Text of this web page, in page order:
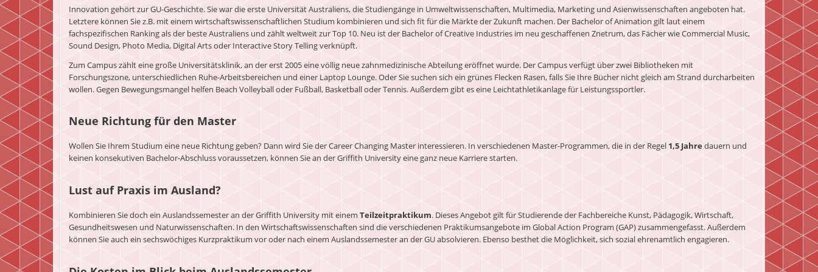
Innovation gehört zur GU-Geschichte. Sie war die erste Universität Australiens, die Studiengänge in Umweltwissenschaften, Multimedia, Marketing und Asienwissenschaften angeboten hat.
Letztere können Sie z.B. mit einem wirtschaftswissenschaftlichen Studium kombinieren und sich fit für die Märkte der Zukunft machen. Der Bachelor of Animation gilt laut einem
fachspezifischen Ranking als der beste Australiens und zählt weltweit zur Top 10. Neu ist der Bachelor of Creative Industries im neu geschaffenen Znetrum, das Fächer wie Commercial Music,
Sound Design, Photo Media, Digital Arts oder Interactive Story Telling verknüpft.
Zum Campus zählt eine große Universitätsklinik, an der erst 2005 eine völlig neue zahnmedizinische Abteilung eröffnet wurde. Der Campus verfügt über zwei Bibliotheken mit
Forschungszone, unterschiedlichen Ruhe-Arbeitsbereichen und einer Laptop Lounge. Oder Sie suchen sich ein grünes Flecken Rasen, falls Sie Ihre Bücher nicht gleich am Strand durcharbeiten
wollen. Gegen Bewegungsmangel helfen Beach Volleyball oder Fußball, Basketball oder Tennis. Außerdem gibt es eine Leichtathletikanlage für Leistungssportler.
Neue Richtung für den Master
Wollen Sie Ihrem Studium eine neue Richtung geben? Dann wird Sie der Career Changing Master interessieren. In verschiedenen Master-Programmen, die in der Regel 1,5 Jahre dauern und
keinen konsekutiven Bachelor-Abschluss voraussetzen, können Sie an der Griffith University eine ganz neue Karriere starten.
Lust auf Praxis im Ausland?
Kombinieren Sie doch ein Auslandssemester an der Griffith University mit einem Teilzeitpraktikum. Dieses Angebot gilt für Studierende der Fachbereiche Kunst, Pädagogik, Wirtschaft,
Gesundheitswesen und Naturwissenschaften. In den Wirtschaftswissenschaften sind die verschiedenen Praktikumsangebote im Global Action Program (GAP) zusammengefasst. Außerdem
können Sie auch ein sechswöchiges Kurzpraktikum vor oder nach einem Auslandssemester an der GU absolvieren. Ebenso besthet die Möglichkeit, sich sozial ehrenamtlich engagieren.